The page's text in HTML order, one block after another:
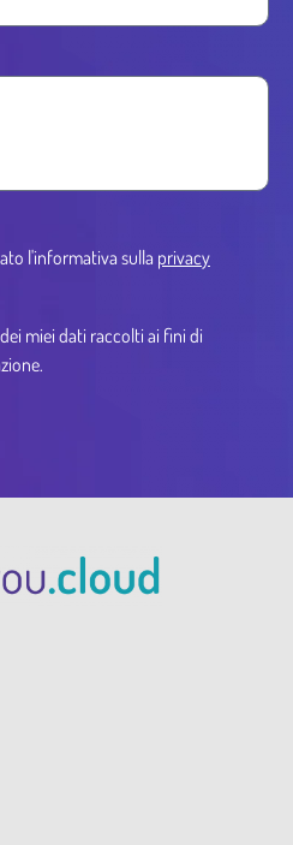
l'informativa sulla privacy
miei dati raccolti ai fini di